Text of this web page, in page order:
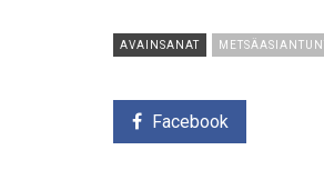
AVAINSANAT
Facebook